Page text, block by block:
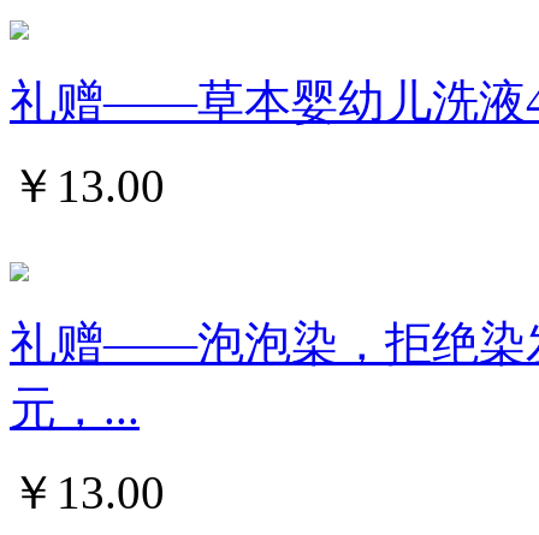
礼赠——草本婴幼儿洗液
￥ 13.00
礼赠——泡泡染，拒绝染
元，...
￥ 13.00